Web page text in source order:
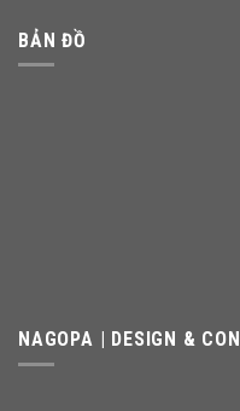
BẢN ĐỒ
NAGOPA | DESIGN &